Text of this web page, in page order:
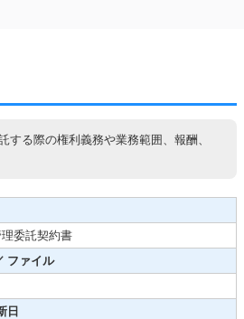
る際の権利義務や業務範囲、報酬、
委託契約書
ファイル
日